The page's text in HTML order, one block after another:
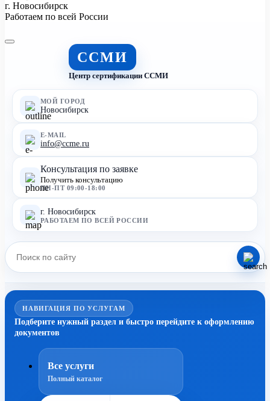
г. Новосибирск
Работаем по всей России
ССМИ
Центр сертификации ССМИ
МОЙ ГОРОД
Новосибирск
E-MAIL
info@ccme.ru
Консультация по заявке
Получить консультацию
ПН-ПТ 09:00-18:00
г. Новосибирск
РАБОТАЕМ ПО ВСЕЙ РОССИИ
НАВИГАЦИЯ ПО УСЛУГАМ
Подберите нужный раздел и быстро перейдите к оформлению
документов
Все услуги
Полный каталог